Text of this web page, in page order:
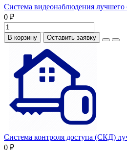
Система видеонаблюдения
0 ₽
В корзину Оставить заявку
Система контроля доступа (СКД)
0 ₽